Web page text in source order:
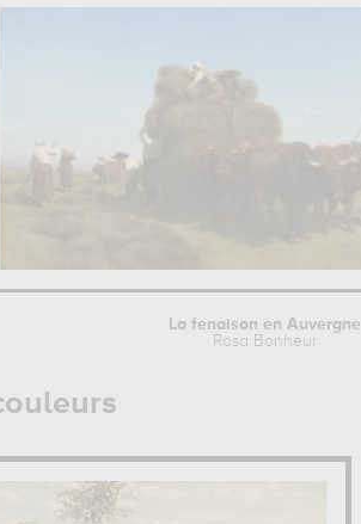
La fenaison en Auvergne
Rosa Bonheur